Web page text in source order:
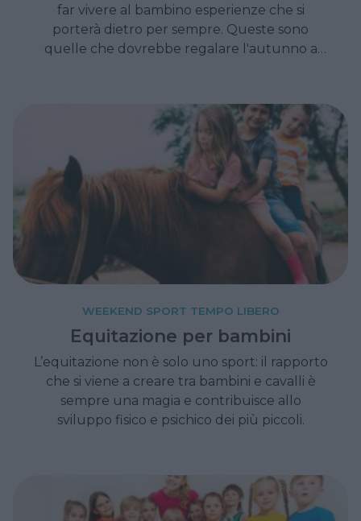
far vivere al bambino esperienze che si
porterà dietro per sempre. Queste sono
quelle che dovrebbe regalare l'autunno a
WEEKEND SPORT TEMPO LIBERO
Equitazione per bambini
L’equitazione non è solo uno sport: il rapporto
che si viene a creare tra bambini e cavalli è
sempre una magia e contribuisce allo
sviluppo fisico e psichico dei più piccoli.